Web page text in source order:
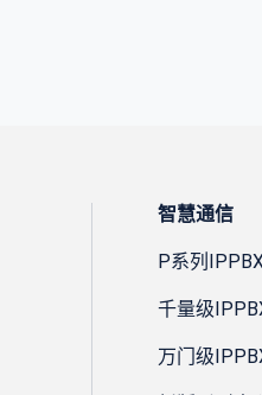
智慧通信
P系列
千量级
万门级